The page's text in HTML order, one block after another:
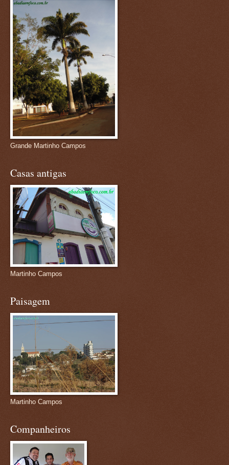
Grande Martinho Campos
Casas antigas
Martinho Campos
Paisagem
Martinho Campos
Companheiros